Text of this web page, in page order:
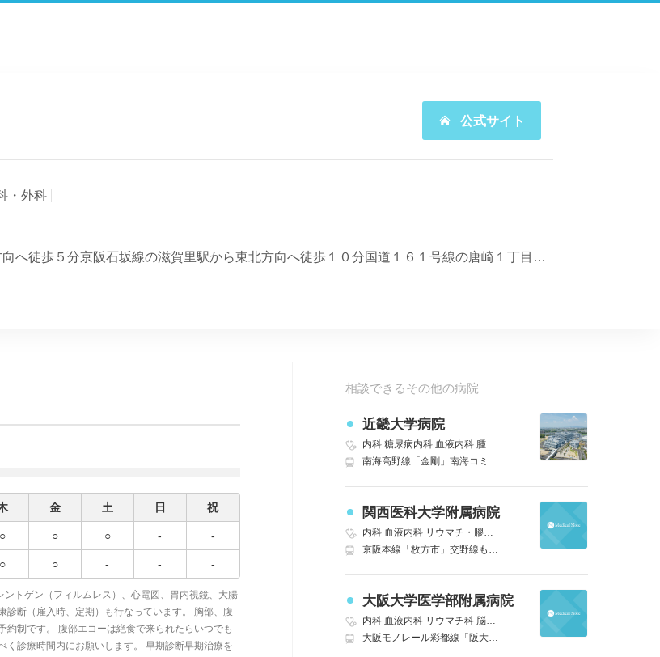
公式サイト
・外科
湖西線 唐崎駅 徒歩5分 ＪＲ唐崎駅から南方向へ徒歩５分京阪石坂線の滋賀里駅から東北方向へ徒歩１０分国道１６１号線の唐崎１丁目南を東方向西大津バイパスの滋賀里ランプを南東方向
金 土 日 祝
○ ○ ○ - -
○ ○ - - -
トゲン（フィルムレス）、心電図、胃内視鏡、大腸
断（雇入時、定期）も行なっています。 胸部、腹
制です。 腹部エコーは絶食で来られたらいつでも
診療時間内にお願いします。 早期診断早期治療を
相談できるその他の病院
近畿大学病院
内科 糖尿病内科 血液内科 腫瘍内科・外科 循環器科
南海高野線「金剛」南海コミュニティバス 狭山ニュータウン・泉ケ丘行き 近畿大学病院前下車 バス｜泉北高速鉄道線「泉ヶ丘」南海コミュニティバス 狭山ニュータウン・金剛行き 近畿大学病院前下車 バス
関西医科大学附属病院
内科 血液内科 リウマチ・膠原病科 心療内科
京阪本線「枚方市」交野線も乗り入れ 北口より病院シャトルバスも運行あり 徒歩3分
大阪大学医学部附属病院
内科 血液内科 リウマチ科 脳神経外科 呼吸器外科
大阪モノレール彩都線「阪大病院前」 徒歩1分｜京都線「茨木」近鉄バス 阪大本部前行き 阪大医学部病院前下車 バス｜阪急京都本線「茨木市」近鉄バス 阪大本部前行き 阪大医学部病院前下車 バス｜北大阪急行電鉄「千里中央」阪急バス 阪大本部前行き 阪大医学部病院前下車 バス